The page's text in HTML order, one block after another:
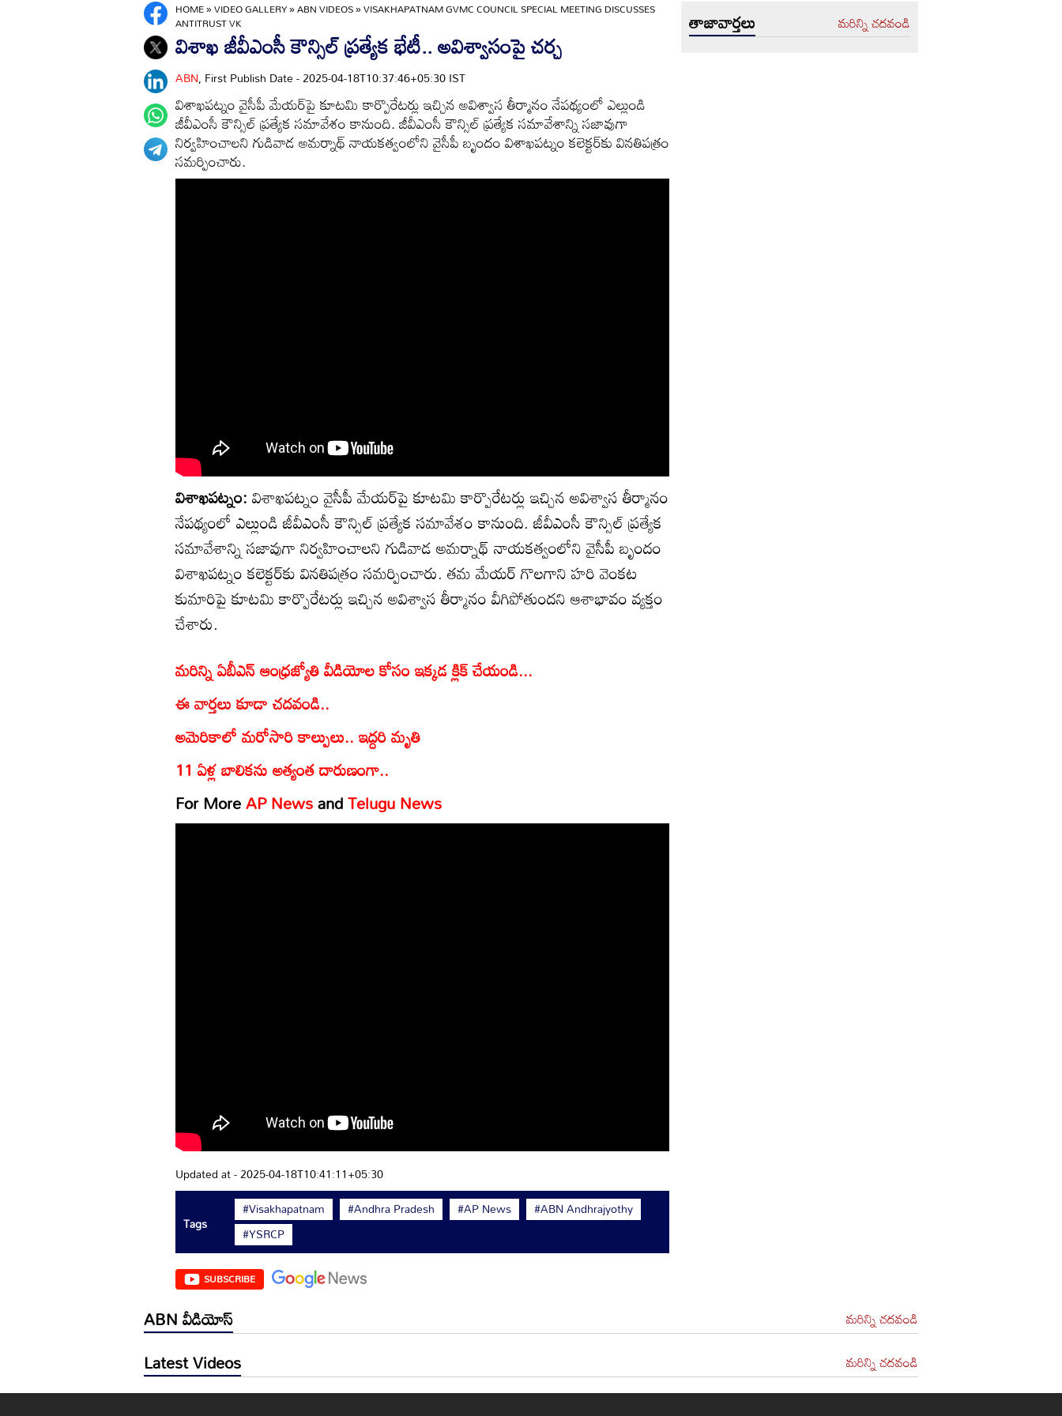
HOME»VIDEO GALLERY»ABN VIDEOS»VISAKHAPATNAM GVMC COUNCIL SPECIAL MEETING DISCUSSES
ANTITRUST VK
విశాఖ జీవీఎంసీ కౌన్సిల్ ప్రత్యేక భేటీ.. అవిశ్వాసంపై చర్చ
ABN, First Publish Date - 2025-04-18T10:37:46+05:30 IST
విశాఖపట్నం వైసీపీ మేయర్‌పై కూటమి కార్పొరేటర్లు ఇచ్చిన అవిశ్వాస తీర్మానం నేపథ్యంలో ఎల్లుండి
జీవీఎంసీ కౌన్సిల్ ప్రత్యేక సమావేశం కానుంది. జీవీఎంసీ కౌన్సిల్ ప్రత్యేక సమావేశాన్ని సజావుగా
నిర్వహించాలని గుడివాడ అమర్నాథ్ నాయకత్వంలోని వైసీపీ బృందం విశాఖపట్నం కలెక్టర్‌కు వినతిపత్రం
సమర్పించారు.
విశాఖపట్నం:విశాఖపట్నం వైసీపీ మేయర్‌పై కూటమి కార్పొరేటర్లు ఇచ్చిన అవిశ్వాస తీర్మానం
నేపథ్యంలో ఎల్లుండి జీవీఎంసీ కౌన్సిల్ ప్రత్యేక సమావేశం కానుంది. జీవీఎంసీ కౌన్సిల్ ప్రత్యేక
సమావేశాన్ని సజావుగా నిర్వహించాలని గుడివాడ అమర్నాథ్ నాయకత్వంలోని వైసీపీ బృందం
విశాఖపట్నం కలెక్టర్‌కు వినతిపత్రం సమర్పించారు. తమ మేయర్ గొలగాని హరి వెంకట
కుమారిపై కూటమి కార్పొరేటర్లు ఇచ్చిన అవిశ్వాస తీర్మానం వీగిపోతుందని ఆశాభావం వ్యక్తం
చేశారు.
మరిన్ని ఏబీఎన్ ఆంధ్రజ్యోతి వీడియోల కోసం ఇక్కడ క్లిక్ చేయండి...
ఈ వార్తలు కూడా చదవండి..
అమెరికాలో మరోసారి కాల్పులు.. ఇద్దరి మృతి
11 ఏళ్ల బాలికను అత్యంత దారుణంగా..
For MoreAP NewsandTelugu News
Updated at - 2025-04-18T10:41:11+05:30
Tags
#Visakhapatnam #Andhra Pradesh #AP News
#ABN Andhrajyothy
#YSRCP
SUBSCRIBE
తాజావార్తలు మరిన్ని చదవండి
ABN వీడియోస్ మరిన్ని చదవండి
Latest Videos మరిన్ని చదవండి